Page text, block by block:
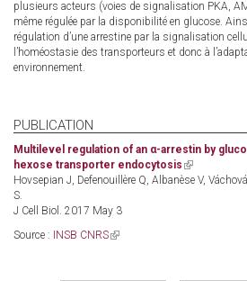
plusieurs acteurs (voies de signalisation PKA,
même régulée par la disponibilité en glucose.
régulation d’une arrestine par la signalisation
l’homéostasie des transporteurs et donc à
environnement.
PUBLICATION
Multilevel regulation of an α-arrestin by
hexose transporter endocytosis (link
is
Hovsepian J, Defenouillère Q, Albanèse V,
S.
J Cell Biol. 2017 May 3
Source : INSB CNRS(link